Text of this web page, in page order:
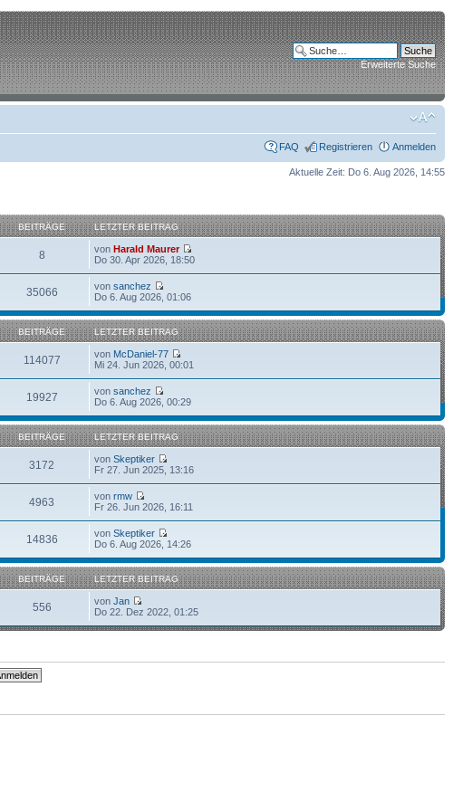
Erweiterte Suche
FAQ Registrieren Anmelden
Aktuelle Zeit: Do 6. Aug 2026, 14:55
BEITRÄGE LETZTER BEITRAG
8 vonHarald Maurer
Do 30. Apr 2026, 18:50
35066 vonsanchez
Do 6. Aug 2026, 01:06
BEITRÄGE LETZTER BEITRAG
114077 von McDaniel-77
Mi 24. Jun 2026, 00:01
19927 vonsanchez
Do 6. Aug 2026, 00:29
BEITRÄGE LETZTER BEITRAG
3172 vonSkeptiker
Fr 27. Jun 2025, 13:16
4963 vonrmw
Fr 26. Jun 2026, 16:11
14836 vonSkeptiker
Do 6. Aug 2026, 14:26
BEITRÄGE LETZTER BEITRAG
556 vonJan
Do 22. Dez 2022, 01:25